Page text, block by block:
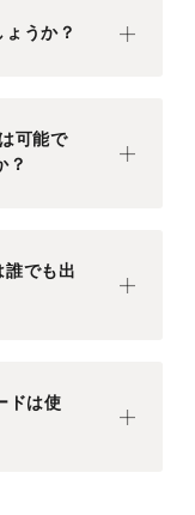
うか？
可能で
？
でも出
ドは使